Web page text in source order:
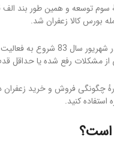
تصویب بند ج ماده ۹۵ قانون برنامهٔ سوم
بورس کالا زعفران شد.
در پی آن ، سازمان کارگزاران
از مشکلات رفع شده یا
فروش و خرید زعفران در
استفاده کنید.
است؟